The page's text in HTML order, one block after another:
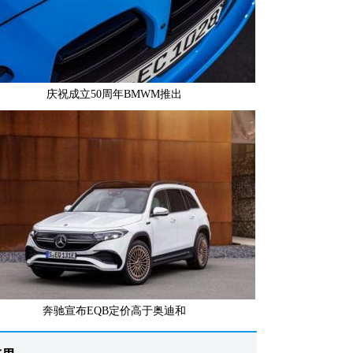
庆祝成立50周年BMWM推出
奔驰宣布EQB定价高于奥迪和